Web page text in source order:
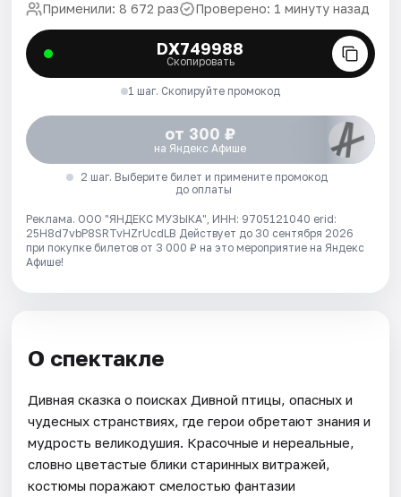
Применили: 8 672 раз Проверено: 1 минуту назад
DX749988
Скопировать
1 шаг. Скопируйте промокод
от 300 ₽
на Яндекс Афише
2 шаг. Выберите билет и примените промокод
до оплаты
Реклама. ООО "ЯНДЕКС МУЗЫКА", ИНН: 9705121040 erid:
25H8d7vbP8SRTvHZrUcdLB Действует до 30 сентября 2026
при покупке билетов от 3 000 ₽ на это мероприятие на Яндекс
Афише!
О спектакле
Дивная сказка о поисках Дивной птицы, опасных и
чудесных странствиях, где герои обретают знания и
мудрость великодушия. Красочные и нереальные,
словно цветастые блики старинных витражей,
костюмы поражают смелостью фантазии